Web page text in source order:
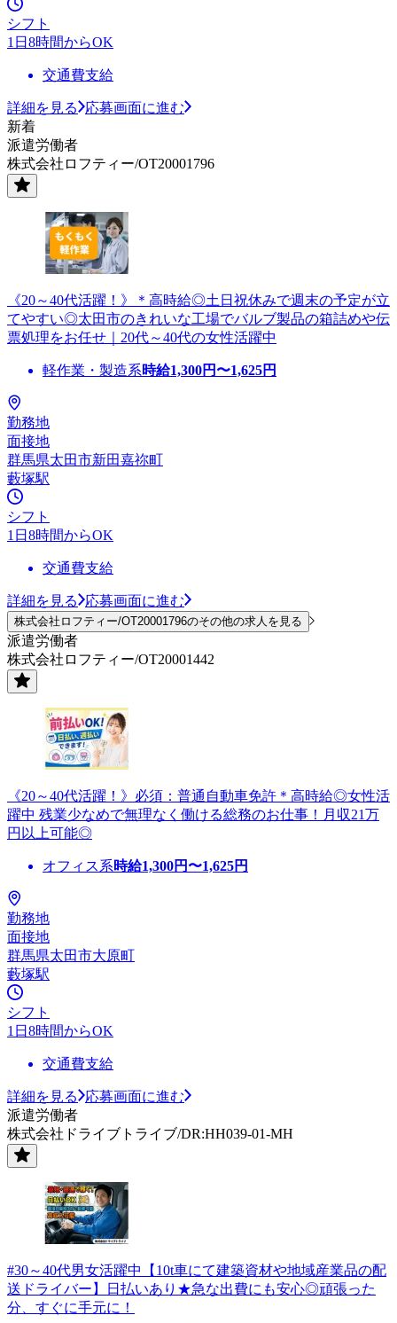
シフト
1日8時間からOK
交通費支給
詳細を見る
応募画面に進む
新着
派遣労働者
株式会社ロフティー/OT20001796
《20～40代活躍！》＊高時給◎土日祝休みで週末の予定が立
てやすい◎太田市のきれいな工場でバルブ製品の箱詰めや伝
票処理をお任せ｜20代～40代の女性活躍中
軽作業・製造系時給1,300円〜1,625円
勤務地
面接地
群馬県太田市新田嘉祢町
藪塚駅
シフト
1日8時間からOK
交通費支給
詳細を見る 応募画面に進む
株式会社ロフティー/OT20001796のその他の求人を見る
派遣労働者
株式会社ロフティー/OT20001442
《20～40代活躍！》必須：普通自動車免許＊高時給◎女性活
躍中 残業少なめで無理なく働ける総務のお仕事！月収21万
円以上可能◎
オフィス系時給1,300円〜1,625円
勤務地
面接地
群馬県太田市大原町
藪塚駅
シフト
1日8時間からOK
交通費支給
詳細を見る
応募画面に進む
派遣労働者
株式会社ドライブトライブ/DR:HH039-01-MH
#30～40代男女活躍中【10t車にて建築資材や地域産業品の配
送ドライバー】日払いあり★急な出費にも安心◎頑張った
分、すぐに手元に！